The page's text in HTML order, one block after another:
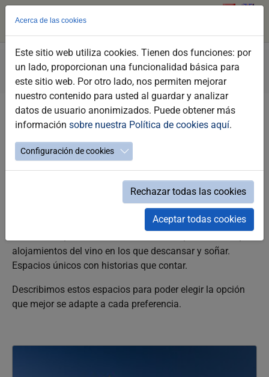
Skip
main
content
You
are
here:
Jerez Tourism Discover Jerez
Wine Tourism
Wine Hotels
Wine Hotels
Jerez brinda la excelente opción de alojarse en un
establecimiento en el que la cultura del vino tiene una
presencia especial, desde casas rurales hasta hoteles
Casas palacios, golf resorts, hoteles en bodegas, hoteles
alojamientos del vino en los que descansar y soñar.
Espacios únicos con historias que contar.
Describimos estos espacios para poder elegir la opción
que mejor se adapte a cada preferencia.
Acerca de las cookies
Este sitio web utiliza cookies. Tienen dos funciones: por
un lado, proporcionan una funcionalidad básica para
este sitio web. Por otro lado, nos permiten mejorar
nuestro contenido para usted al guardar y analizar
datos de usuario anonimizados. Puede obtener más
información sobre nuestra Política de cookies aquí.
Configuración de cookies
Rechazar todas las cookies
Aceptar todas cookies